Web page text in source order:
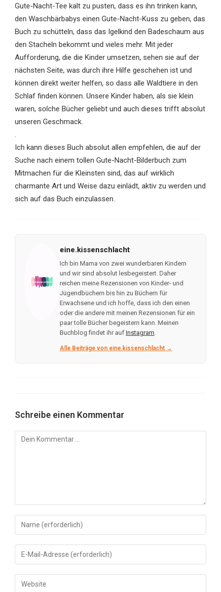
Gute-Nacht-Tee kalt zu pusten, dass es ihn trinken kann,
den Waschbärbabys einen Gute-Nacht-Kuss zu geben, das
Buch zu schütteln, dass das Igelkind den Badeschaum aus
den Stacheln bekommt und vieles mehr. Mit jeder
Aufforderung, die die Kinder umsetzen, sehen sie auf der
nächsten Seite, was durch ihre Hilfe geschehen ist und
können direkt weiter helfen, so dass alle Waldtiere in den
Schlaf finden können. Unsere Kinder haben, als sie klein
waren, solche Bücher geliebt und auch dieses trifft absolut
unseren Geschmack.
.
Ich kann dieses Buch absolut allen empfehlen, die auf der
Suche nach einem tollen Gute-Nacht-Bilderbuch zum
Mitmachen für die Kleinsten sind, das auf wirklich
charmante Art und Weise dazu einlädt, aktiv zu werden und
sich auf das Buch einzulassen.
eine.kissenschlacht
Ich bin Mama von zwei wunderbaren Kindern
und wir sind absolut lesbegeistert. Daher
reichen meine Rezensionen von Kinder- und
Jügendbüchern bis hin zu Büchern für
Erwachsene und ich hoffe, dass ich den einen
oder die andere mit meinen Rezensionen für ein
paar tolle Bücher begeistern kann. Meinen
Buchblog findet ihr auf Instagram.
Alle Beiträge von eine.kissenschlacht →
Schreibe einen Kommentar
Kommentar
Gib
deinen
Namen
oder
zum
Gib
deine
E-
Mail-
Gib